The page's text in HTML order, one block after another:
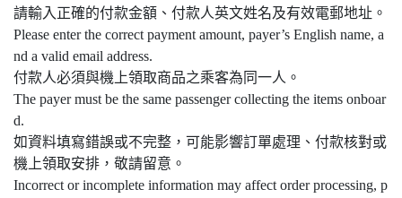
請輸入正確的付款金額、付款人英文姓名及有效電郵地址。
Please enter the correct payment amount, payer’s English name, a
nd a valid email address.
付款人必須與機上領取商品之乘客為同一人。
The payer must be the same passenger collecting the items onboar
d.
如資料填寫錯誤或不完整，可能影響訂單處理、付款核對或
機上領取安排，敬請留意。
Incorrect or incomplete information may affect order processing, p